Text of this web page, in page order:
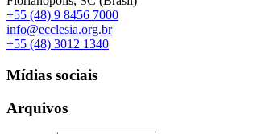
+55 (48) 9 8456 7000
info@ecclesia.org.br
+55 (48) 3012 1340
Mídias sociais
Arquivos